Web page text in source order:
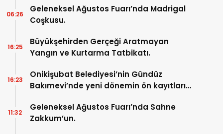
Geleneksel Ağustos Fuarı’nda Madrigal
Coşkusu.
06:26
Büyükşehirden Gerçeği Aratmayan
Yangın ve Kurtarma Tatbikatı.
16:25
Onikişubat Belediyesi’nin Gündüz
Bakımevi’nde yeni dönemin ön kayıtları
16:23
Geleneksel Ağustos Fuarı’nda Sahne
Zakkum’un.
11:32